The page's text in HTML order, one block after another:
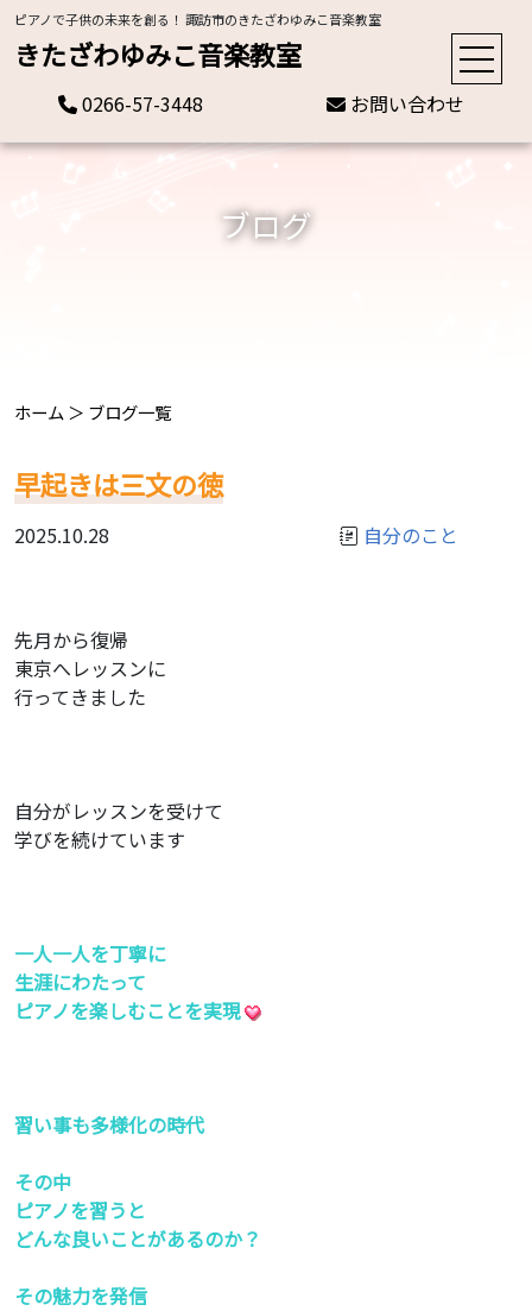
ピアノで子供の未来を創る！ 諏訪市のきたざわゆみこ音楽教室
きたざわゆみこ音楽教室
0266-57-3448 お問い合わせ
ブログ
ホーム ＞ ブログ一覧
早起きは三文の徳
2025.10.28 自分のこと
先月から復帰
東京へレッスンに
行ってきました
自分がレッスンを受けて
学びを続けています
一人一人を丁寧に
生涯にわたって
ピアノを楽しむことを実現
習い事も多様化の時代
その中
ピアノを習うと
どんな良いことがあるのか？
その魅力を発信